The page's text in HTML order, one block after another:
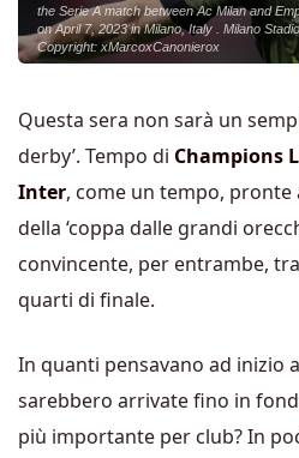
the Serie A match between Ac Milan and
on April 7, 2023 in Milano, Italy . Milano
Copyright: xMarcoxCanonierox
Questa sera non sarà un
derby’. Tempo di Champions
Inter, come un tempo,
della ‘coppa dalle grandi
convincente, per entrambe,
quarti di finale.
In quanti pensavano ad inizio
sarebbero arrivate fino in
più importante per club? In